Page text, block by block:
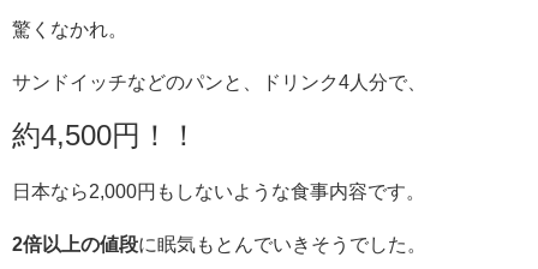
驚くなかれ。
サンドイッチなどのパンと、ドリンク4人分で、
約4,500円！！
日本なら2,000円もしないような食事内容です。
2倍以上の値段に眠気もとんでいきそうでした。